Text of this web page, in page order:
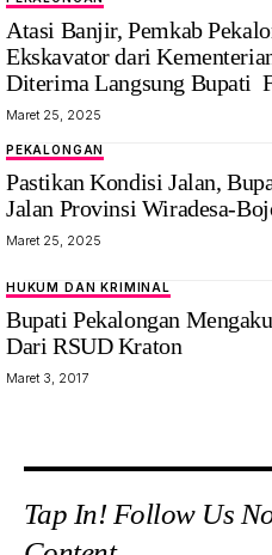
Atasi Banjir, Pemkab
Ekskavator dari
Diterima Langsung Bupati
Maret 25, 2025
PEKALONGAN
Pastikan Kondisi Jalan,
Jalan Provinsi Wiradesa-
Maret 25, 2025
HUKUM DAN KRIMINAL
Bupati Pekalongan
Dari RSUD Kraton
Maret 3, 2017
Tap In! Follow Us